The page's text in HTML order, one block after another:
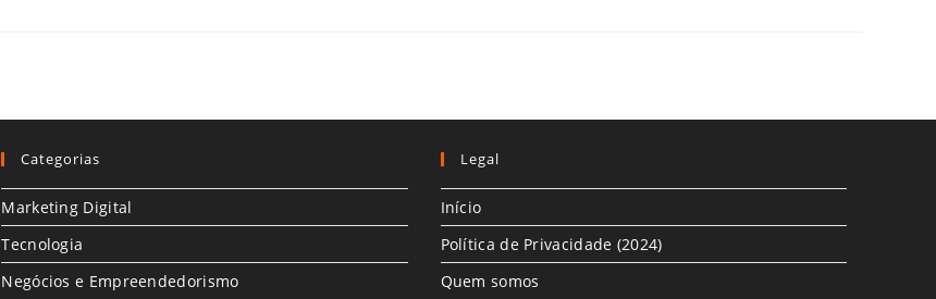
Categorias
Marketing Digital
Tecnologia
Negócios e Empreendedorismo
Legal
Início
Política de Privacidade (2024)
Quem somos